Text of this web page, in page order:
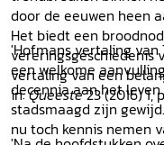
door de eeuwen heen
Het biedt een
vereringsgeschiedenis
vertaling van een
in:Queeste23 (2016) 1,
'Hofmans vertaling
een welkome
decennia aan het
stadsmaagd zijn
nu toch kennis nemen